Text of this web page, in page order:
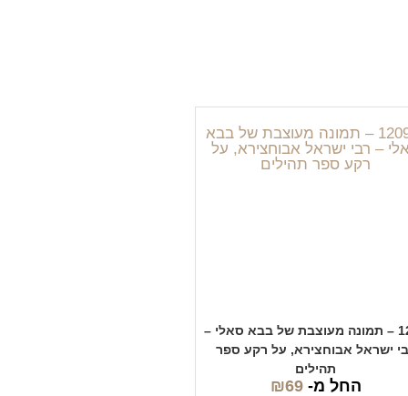
1209 – תמונה מעוצבת של בבא סאלי –
ישראל אבוחצירא, על רקע ספר
תהילים
החל מ- ₪69